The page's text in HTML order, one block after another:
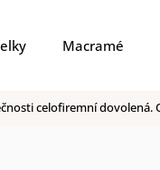
Macramé
celofiremní